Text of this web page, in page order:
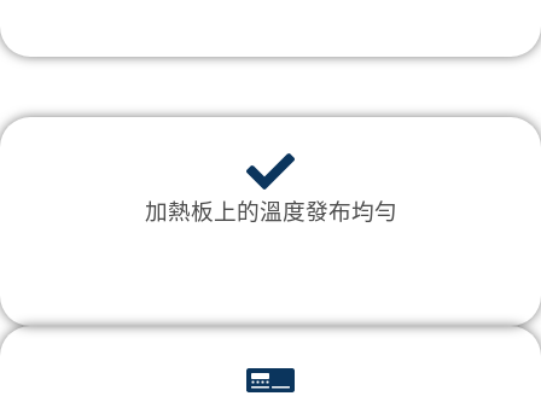
加熱板上的溫度發布均勻